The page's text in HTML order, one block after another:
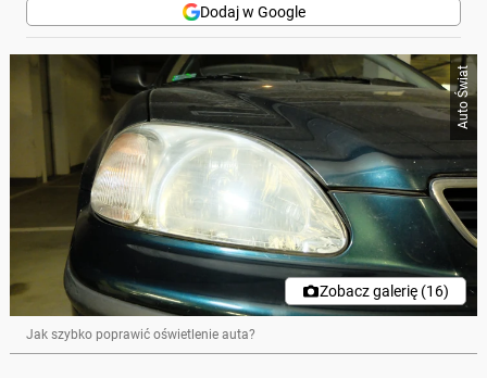
Dodaj w Google
Auto Świat
Zobacz galerię (16)
Jak szybko poprawić oświetlenie auta?